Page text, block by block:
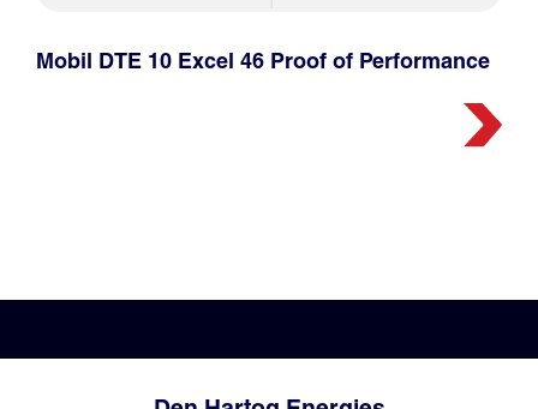
Mobil DTE 10 Excel 46 Proof of Performance